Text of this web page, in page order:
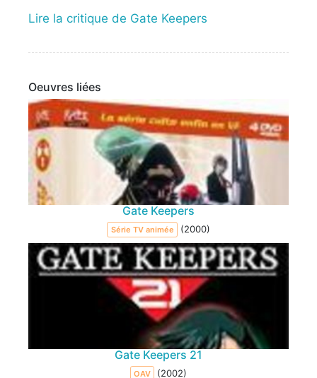
Lire la critique de Gate Keepers
Oeuvres liées
Gate Keepers
Série TV animée (2000)
Gate Keepers 21
OAV (2002)